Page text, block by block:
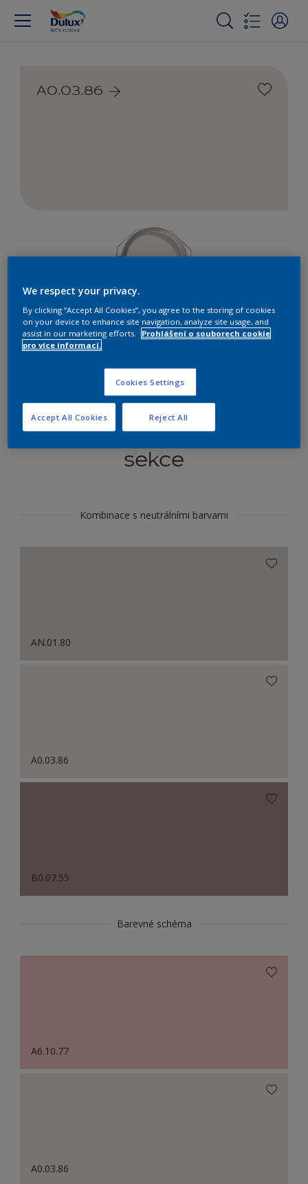
A0.03.86
Najít výrobek v tomto odstínu
Koordinovat barevné
sekce
Kombinace s neutrálními barvami
AN.01.80
A0.03.86
B0.07.55
Barevné schéma
A6.10.77
A0.03.86
We respect your privacy.
By clicking “Accept All Cookies”, you agree to the storing of cookies
on your device to enhance site navigation, analyze site usage, and
assist in our marketing efforts.
Prohlášení o souborech cookie
pro více informací.
Cookies Settings
Reject All
Accept All Cookies